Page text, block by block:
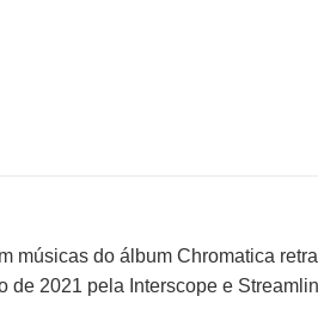
músicas do álbum Chromatica
de 2021 pela Interscope e